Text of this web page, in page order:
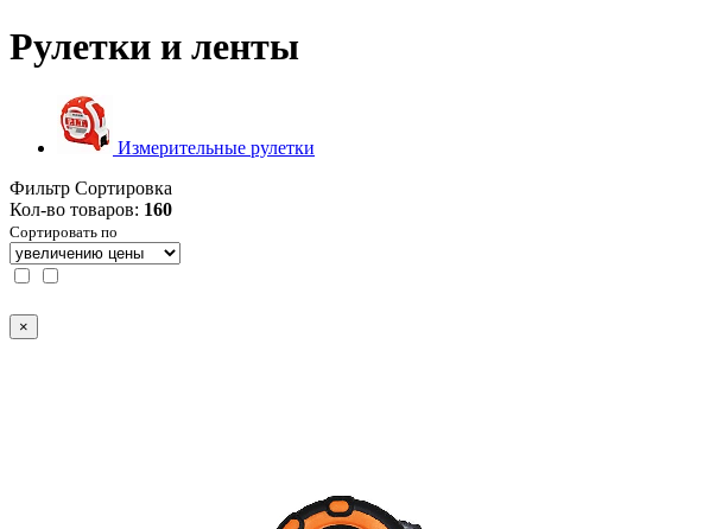
Рулетки и ленты
Измерительные рулетки
Фильтр Сортировка
Кол-во товаров: 160
Сортировать по
×